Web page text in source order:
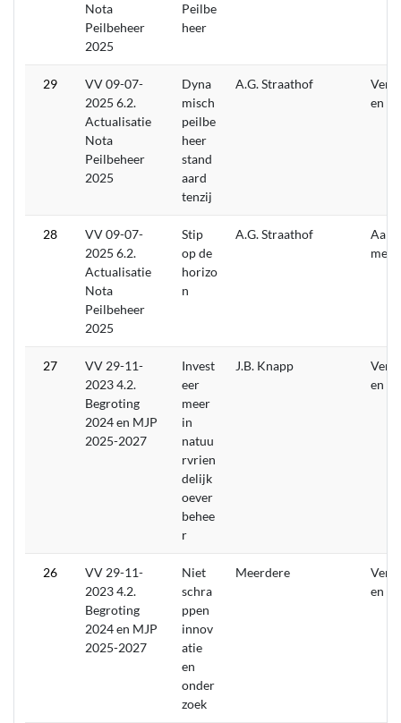
Nota
Peilbeheer
2025
Peilbe
heer
29
VV 09-07-
2025 6.2.
Actualisatie
Nota
Peilbeheer
2025
Dyna
misch
peilbe
heer
stand
aard
tenzij
A.G. Straathof
en
28
VV 09-07-
2025 6.2.
Actualisatie
Nota
Peilbeheer
2025
Stip
op de
horizo
n
A.G. Straathof
men
27
VV 29-11-
2023 4.2.
Begroting
2024 en MJP
2025-2027
Invest
eer
meer
in
natuu
rvrien
delijk
oever
behee
r
J.B. Knapp
en
26
VV 29-11-
2023 4.2.
Begroting
2024 en MJP
2025-2027
Niet
schra
ppen
innov
atie
en
onder
zoek
Meerdere
en